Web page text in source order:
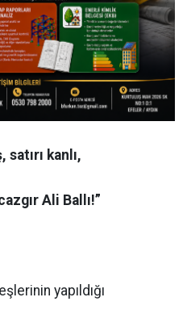
satırı kanlı,
Ali Ballı!”
yapıldığı